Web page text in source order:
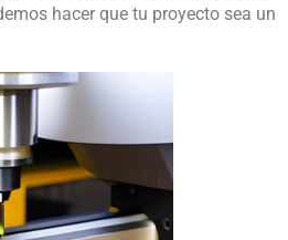
hacer que tu proyecto sea un